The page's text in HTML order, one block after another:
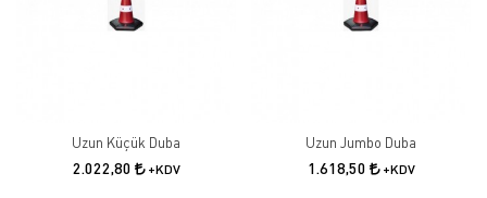
Uzun Küçük Duba
2.022,80 +KDV
Uzun Jumbo Duba
1.618,50 +KDV